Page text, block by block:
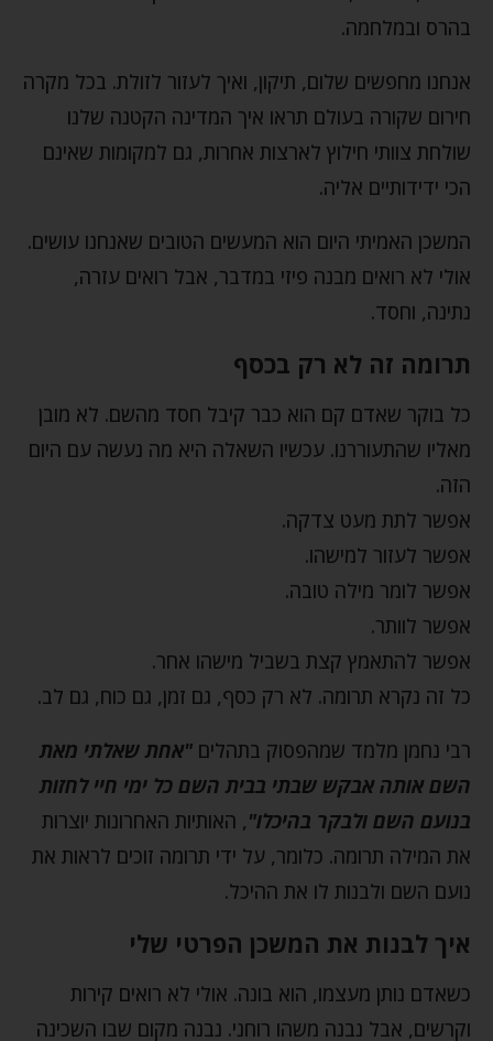
בהרס ובמלחמה.
אנחנו מחפשים שלום, תיקון, ואיך לעזור לזולת. בכל מקרה
חירום שקורה בעולם תראו איך המדינה הקטנה שלנו
שולחת צוותי חילוץ לארצות אחרות, גם למקומות שאינם
הכי ידידותיים אליה.
המשכן האמיתי היום הוא המעשים הטובים שאנחנו עושים.
אולי לא רואים מבנה פיזי במדבר, אבל רואים עזרה,
נתינה, וחסד.
תרומה זה לא רק בכסף
כל בוקר שאדם קם הוא כבר קיבל חסד מהשם. לא מובן
מאליו שהתעוררנו. עכשיו השאלה היא מה נעשה עם היום
הזה.
אפשר לתת מעט צדקה.
אפשר לעזור למישהו.
אפשר לומר מילה טובה.
אפשר לוותר.
אפשר להתאמץ קצת בשביל מישהו אחר.
כל זה נקרא תרומה. לא רק כסף, גם זמן, גם כוח, גם לב.
רבי נחמן מלמד שמהפסוק בתהלים "אחת שאלתי מאת
השם אותה אבקש שבתי בבית השם כל ימי חיי לחזות
בנועם השם ולבקר בהיכלו", האותיות האחרונות יוצרות
את המילה תרומה. כלומר, על ידי תרומה זוכים לראות את
נועם השם ולבנות לו את ההיכל.
איך לבנות את המשכן הפרטי שלי
כשאדם נותן מעצמו, הוא בונה. אולי לא רואים קירות
וקרשים, אבל נבנה משהו רוחני. נבנה מקום שבו השכינה